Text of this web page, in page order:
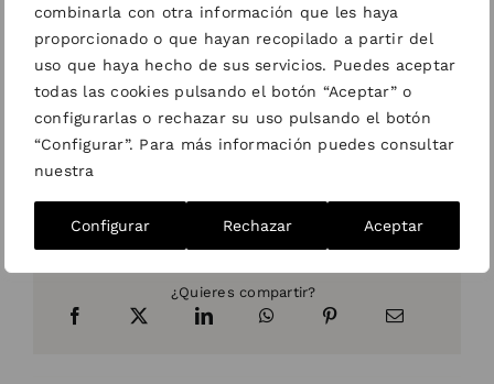
combinarla con otra información que les haya
proporcionado o que hayan recopilado a partir del
uso que haya hecho de sus servicios. Puedes aceptar
todas las cookies pulsando el botón “Aceptar” o
configurarlas o rechazar su uso pulsando el botón
“Configurar”. Para más información puedes consultar
nuestra
Configurar Rechazar Aceptar
VER EL PROYECTO
About the Author:Clara
Lleal
¿Quieres compartir?